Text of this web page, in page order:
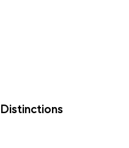
Distinctions